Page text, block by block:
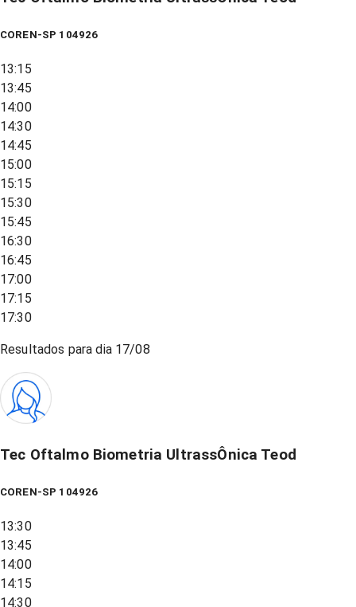
COREN-SP 104926
13:15
13:45
14:00
14:30
14:45
15:00
15:15
15:30
15:45
16:30
16:45
17:00
17:15
17:30
Resultados para dia 17/08
Tec Oftalmo Biometria UltrassÔnica Teod
COREN-SP 104926
13:30
13:45
14:00
14:15
14:30